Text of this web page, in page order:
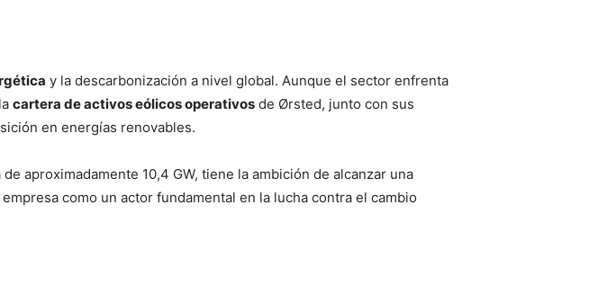
y la descarbonización a nivel global. Aunque el sector enfrenta
cartera de activos eólicos operativos de Ørsted, junto con sus
en energías renovables.
aproximadamente 10,4 GW, tiene la ambición de alcanzar una
como un actor fundamental en la lucha contra el cambio